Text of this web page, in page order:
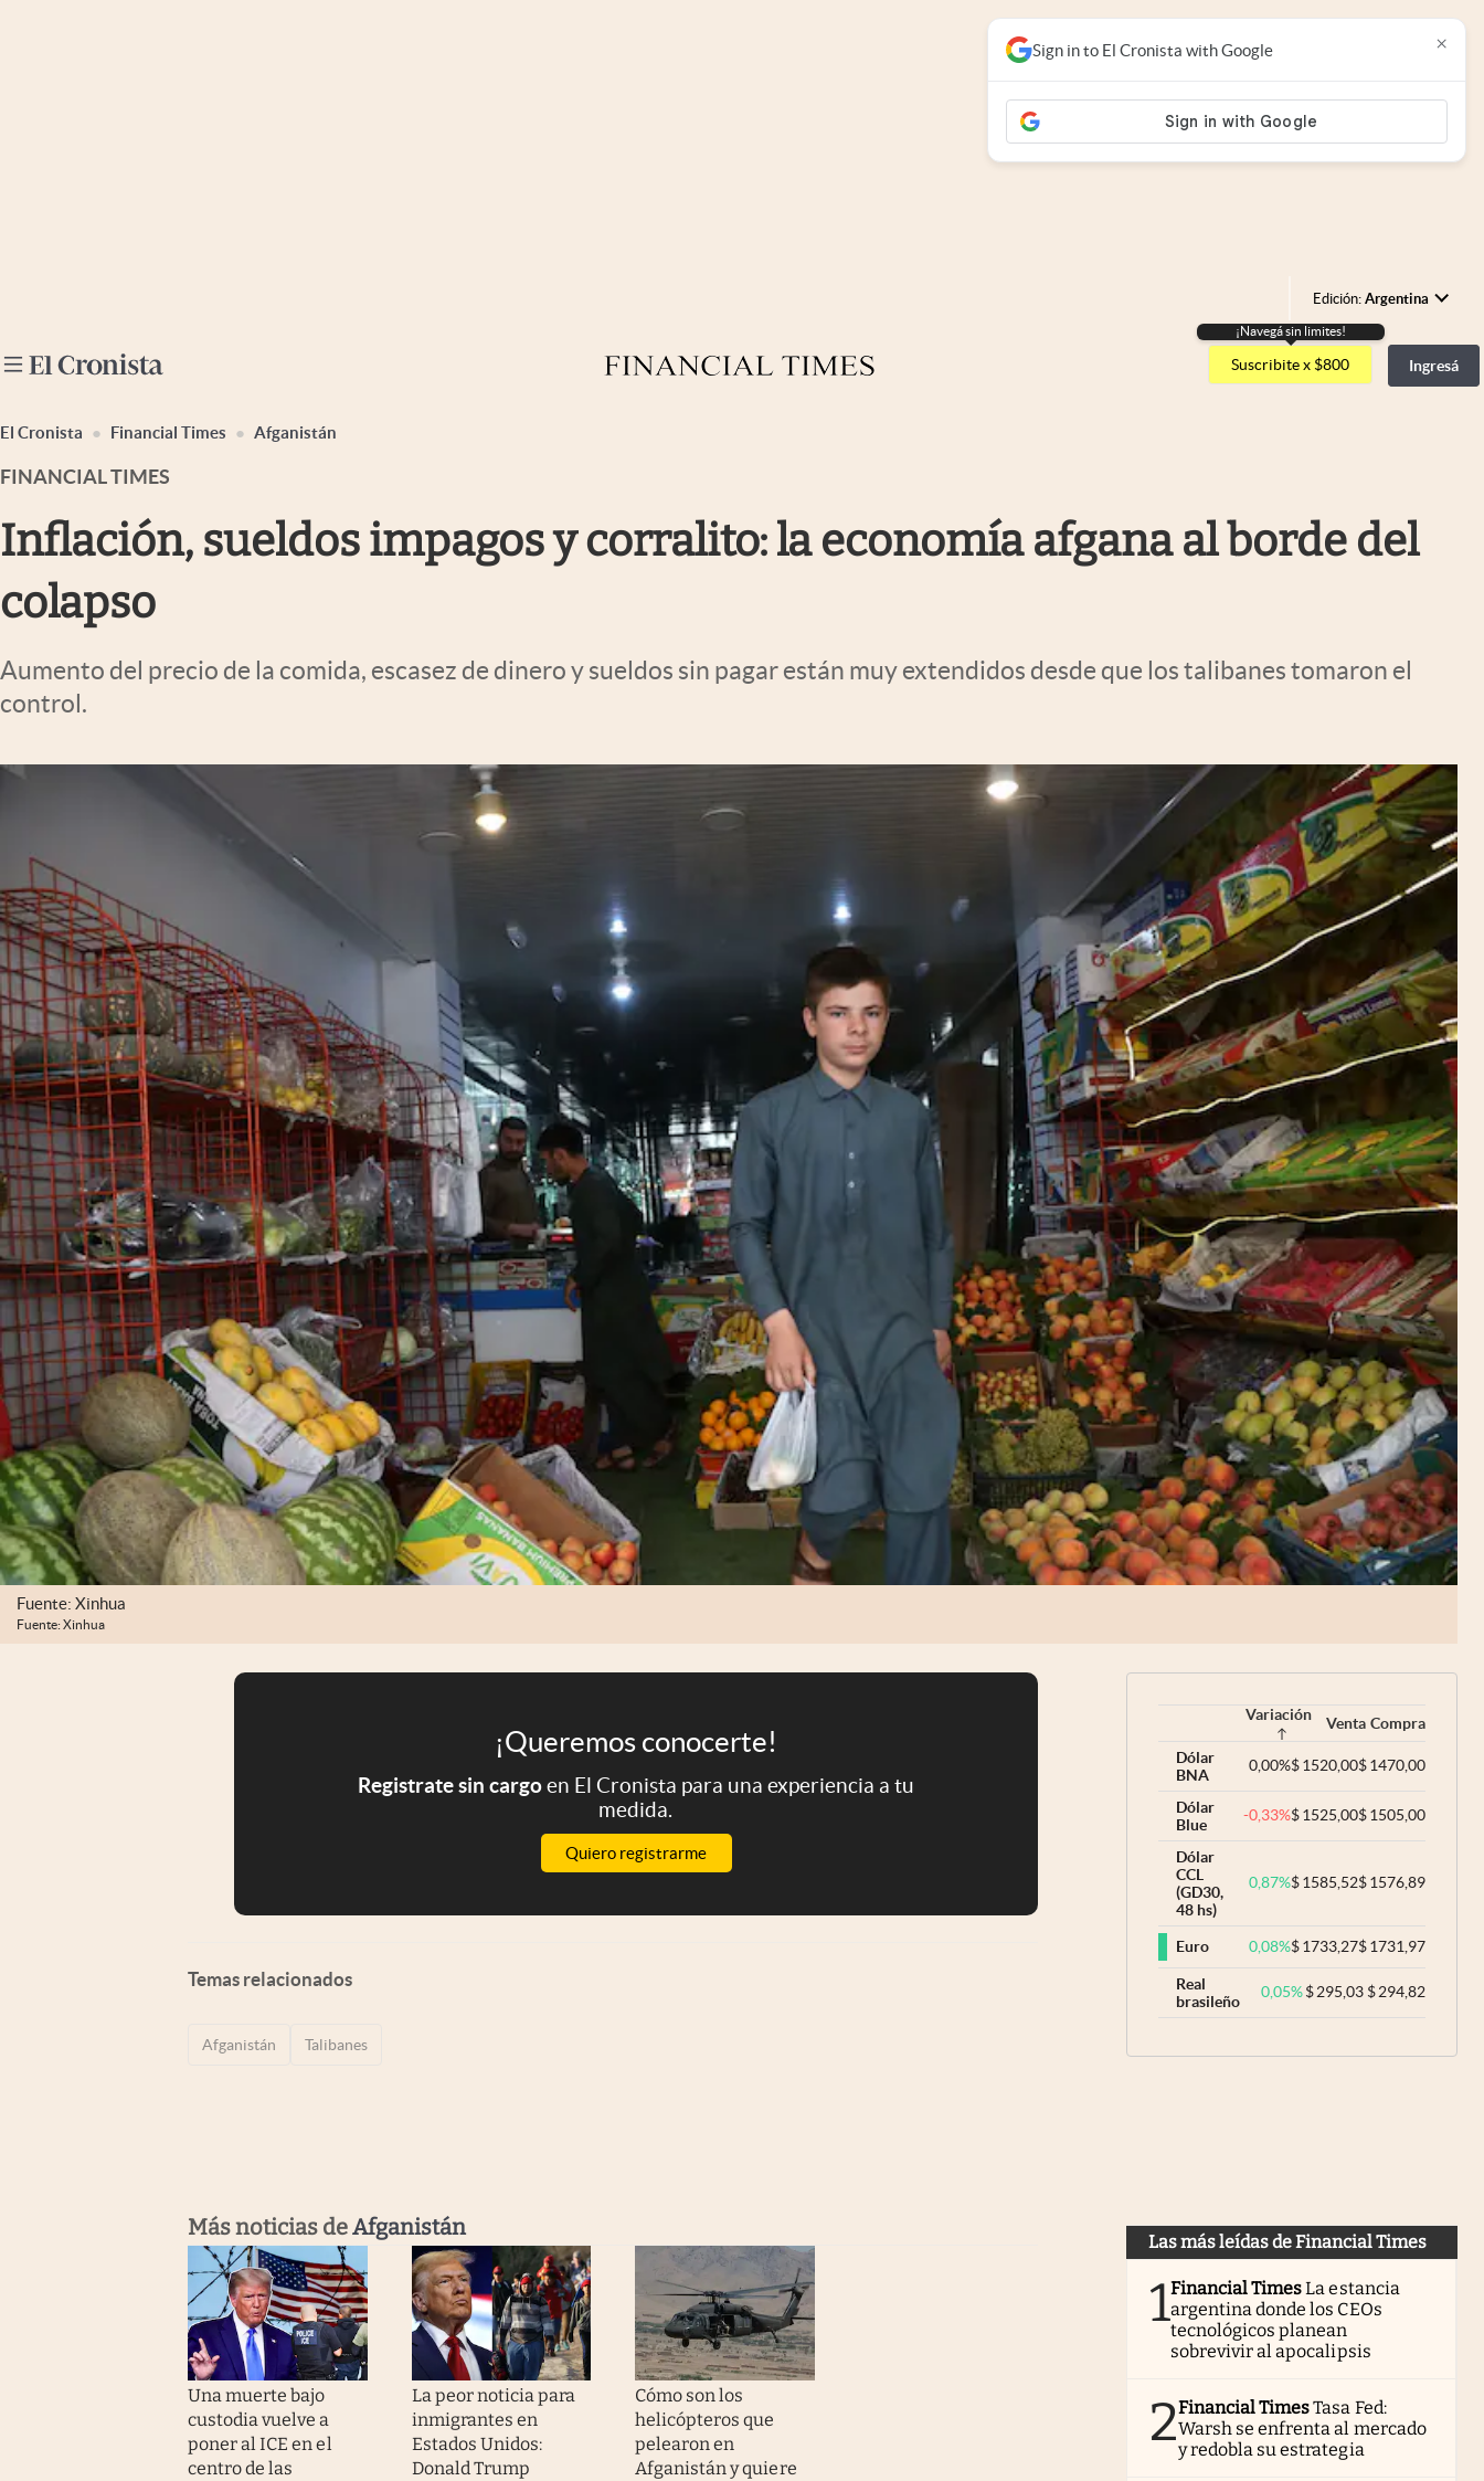
Edición: Argentina
Argentina
España
Otras secciones
Clase
Clima
Mundial 2026
Eventos Corporativos
El Cronista Studio
¡Navegá sin limites!
Suscribite x $800 Ingresá
Sign in to El Cronista with Google ×
El Cronista Financial Times Afganistán
FINANCIAL TIMES
Inflación, sueldos impagos y corralito: la economía afgana al borde del
colapso
Aumento del precio de la comida, escasez de dinero y sueldos sin pagar están muy extendidos desde que los talibanes tomaron el
control.
Fuente: Xinhua
Fuente: Xinhua
¡Queremos conocerte!
Registrate sin cargoen El Cronista para una experiencia a tu
medida.
Quiero registrarme
Temas relacionados
Afganistán Talibanes
Más noticias deAfganistán
Una muerte bajo
custodia vuelve a
poner al ICE en el
centro de las
La peor noticia para
inmigrantes en
Estados Unidos:
Donald Trump
Cómo son los
helicópteros que
pelearon en
Afganistán y quiere
Variación Venta Compra
Dólar
BNA
0,00%$1520,00$1470,00
Dólar
Blue
-0,33%$1525,00$1505,00
Dólar
CCL
(GD30,
48 hs)
0,87%$1585,52$1576,89
Euro 0,08%$1733,27$1731,97
Real
brasileño
0,05% $295,03 $294,82
Las más leídas de Financial Times
1Financial TimesLa estancia
argentina donde los CEOs
tecnológicos planean
sobrevivir al apocalipsis
2Financial TimesTasa Fed:
Warsh se enfrenta al mercado
y redobla su estrategia